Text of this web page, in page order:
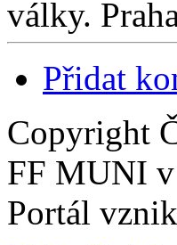
války.
Přidat
Copyright
FF MUNI
Portál